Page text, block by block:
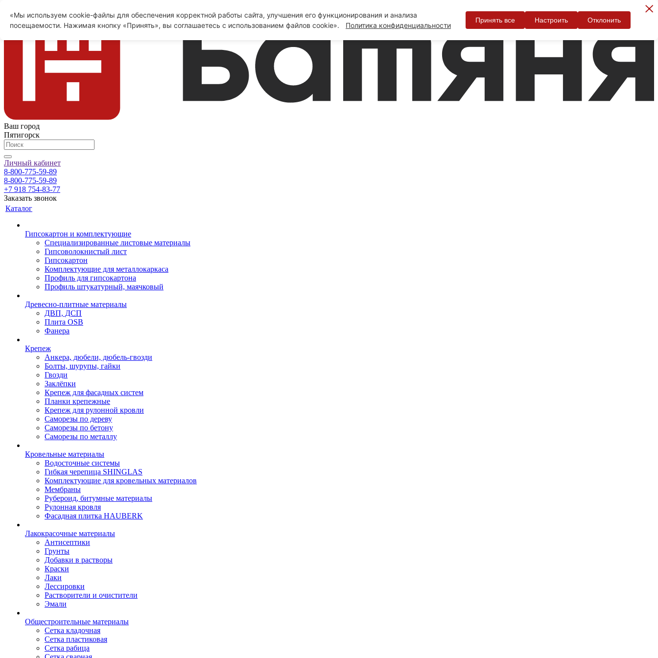
Ваш город
Пятигорск
Личный кабинет
8-800-775-59-89
8-800-775-59-89
+7 918 754-83-77
Заказать звонок
Каталог
Гипсокартон и комплектующие
Специализированные листовые материалы
Гипсоволокнистый лист
Гипсокартон
Комплектующие для металлокаркаса
Профиль для гипсокартона
Профиль штукатурный, маячковый
Древесно-плитные материалы
ДВП, ДСП
Плита OSB
Фанера
Крепеж
Анкера, дюбели, дюбель-гвозди
Болты, шурупы, гайки
Гвозди
Заклёпки
Крепеж для фасадных систем
Планки крепежные
Крепеж для рулонной кровли
Саморезы по дереву
Саморезы по бетону
Саморезы по металлу
Кровельные материалы
Водосточные системы
Гибкая черепица SHINGLAS
Комплектующие для кровельных материалов
Мембраны
Рубероид, битумные материалы
Рулонная кровля
Фасадная плитка HAUBERK
Лакокрасочные материалы
Антисептики
Грунты
Добавки в растворы
Краски
Лаки
Лессировки
Растворители и очистители
Эмали
Общестроительные материалы
Сетка кладочная
Сетка пластиковая
Сетка рабица
«Мы используем cookie-файлы для обеспечения корректной работы сайта, улучшения его функционирования и анализа
посещаемости. Нажимая кнопку «Принять», вы соглашаетесь с использованием файлов cookie».
Политика конфиденциальности
Принять все Настроить Отклонить